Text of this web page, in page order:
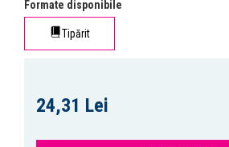
Formate disponibile
Tipărit
24,31 Lei